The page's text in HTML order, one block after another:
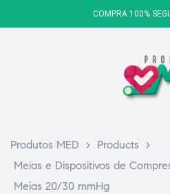
COMPRA 100%
Produtos MED > Products
>
Meias e Dispositivos de
Meias 20/30 mmHg